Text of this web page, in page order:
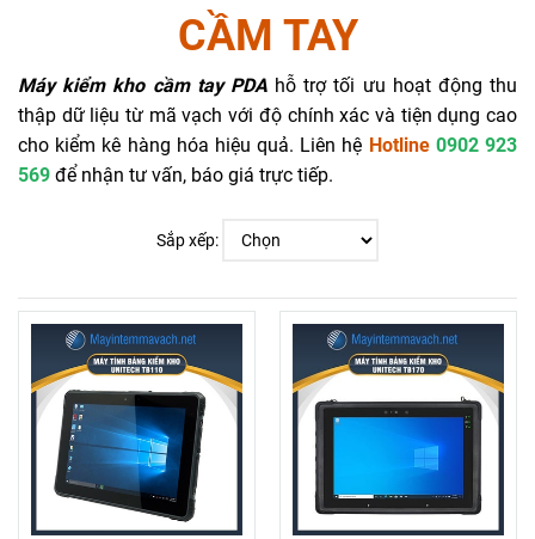
CẦM TAY
Máy kiểm kho cầm tay PDAhỗ trợ tối ưu hoạt động thu
thập dữ liệu từ mã vạch với độ chính xác và tiện dụng cao
cho kiểm kê hàng hóa hiệu quả. Liên hệ Hotline 0902 923
569 để nhận tư vấn, báo giá trực tiếp.
Sắp xếp: